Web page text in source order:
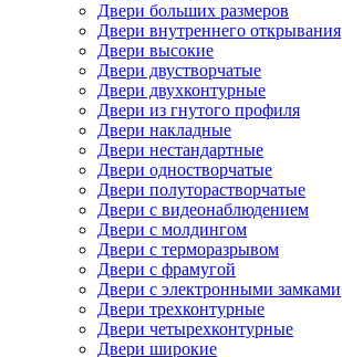
Двери больших размеров
Двери внутреннего открывания
Двери высокие
Двери двустворчатые
Двери двухконтурные
Двери из гнутого профиля
Двери накладные
Двери нестандартные
Двери одностворчатые
Двери полуторастворчатые
Двери с видеонаблюдением
Двери с молдингом
Двери с терморазрывом
Двери с фрамугой
Двери с электронными замками
Двери трехконтурные
Двери четырехконтурные
Двери широкие